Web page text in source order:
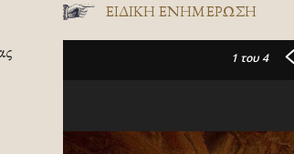
ΕΙΔΙΚΉ ΕΝΗΜΈΡΩΣΗ
1 του 4